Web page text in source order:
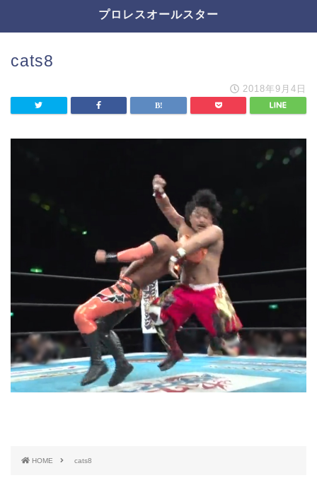
プロレスオールスター
cats8
2018年9月4日
HOME cats8